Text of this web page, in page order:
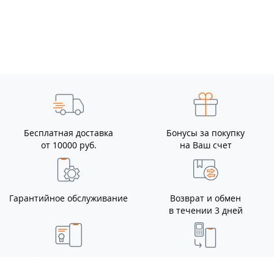
Бесплатная доставка
от 10000 руб.
Бонусы за покупку
на Ваш счет
Гарантийное обслуживание
Возврат и обмен
в течении 3 дней